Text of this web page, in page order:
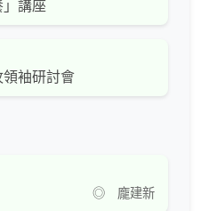
」講座
袖研討會
◎ 龐建新